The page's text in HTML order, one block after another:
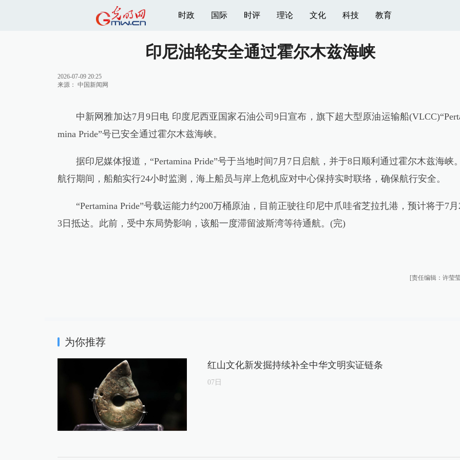
时政 国际 时评 理论 文化 科技 教育
印尼油轮安全通过霍尔木兹海峡
2026-07-09 20:25
来源： 中国新闻网
中新网雅加达7月9日电 印度尼西亚国家石油公司9日宣布，旗下超大型原油运输船
mina Pride”号已安全通过霍尔木兹海峡。
据印尼媒体报道，“Pertamina Pride”号于当地时间7月7日启航，并于8日顺利通过霍尔木兹海峡
航行期间，船舶实行24小时监测，海上船员与岸上危机应对中心保持实时联络，确保航行安全。
“Pertamina Pride”号载运能力约200万桶原油，目前正驶往印尼中爪哇省芝拉扎港，预计将于7月
3日抵达。此前，受中东局势影响，该船一度滞留波斯湾等待通航。(完)
[责任编辑：许莹
为你推荐
红山文化新发掘持续补全中华文明实证链条
07日